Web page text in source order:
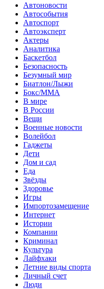
Автоновости
Автособытия
Автоспорт
Автоэксперт
Актеры
Аналитика
Баскетбол
Безопасность
Безумный мир
Биатлон/Лыжи
Бокс/MMA
В мире
В России
Вещи
Военные новости
Волейбол
Гаджеты
Дети
Дом и сад
Еда
Звёзды
Здоровье
Игры
Импортозамещение
Интернет
Истории
Компании
Криминал
Культура
Лайфхаки
Летние виды спорта
Личный счет
Люди